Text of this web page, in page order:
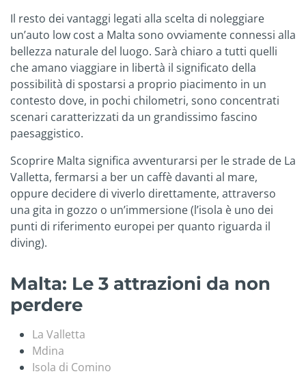
Il resto dei vantaggi legati alla scelta di noleggiare
un’auto low cost a Malta sono ovviamente connessi alla
bellezza naturale del luogo. Sarà chiaro a tutti quelli
che amano viaggiare in libertà il significato della
possibilità di spostarsi a proprio piacimento in un
contesto dove, in pochi chilometri, sono concentrati
scenari caratterizzati da un grandissimo fascino
paesaggistico.
Scoprire Malta significa avventurarsi per le strade de La
Valletta, fermarsi a ber un caffè davanti al mare,
oppure decidere di viverlo direttamente, attraverso
una gita in gozzo o un’immersione (l’isola è uno dei
punti di riferimento europei per quanto riguarda il
diving).
Malta: Le 3 attrazioni da non
perdere
La Valletta
Mdina
Isola di Comino